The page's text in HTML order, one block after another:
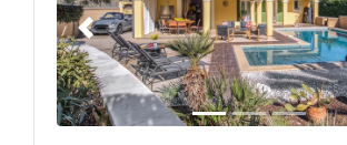
Précédent